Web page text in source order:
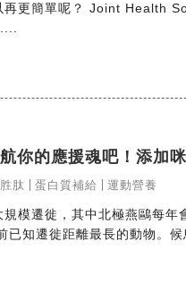
再更簡單呢？ Joint Health
你的應援魂吧！添加
肽 蛋白質補給 運動營養
模遷徙，其中北極燕鷗每年
知遷徙距離最長的動物。候